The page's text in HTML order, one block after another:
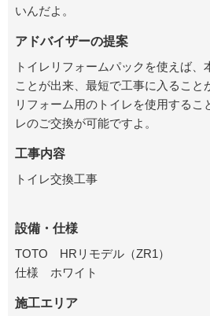
いんだよ。
アドバイザーの提案
トイレリフォームパックを使えば、
ことが出来、最短で工事に入ること
リフォーム用のトイレを使用するこ
レのご交換が可能ですよ。
工事内容
トイレ交換工事
設備・仕様
TOTO HRリモデル（ZR1）
仕様 ホワイト
施工エリア